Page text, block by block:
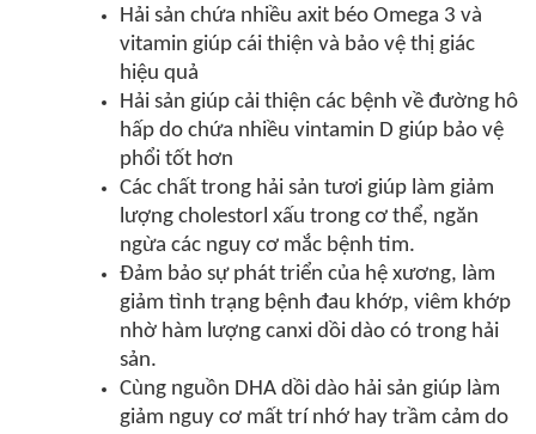
Hải sản chứa nhiều axit béo Omega 3 và
vitamin giúp cái thiện và bảo vệ thị giác
hiệu quả
Hải sản giúp cải thiện các bệnh về đường hô
hấp do chứa nhiều vintamin D giúp bảo vệ
phổi tốt hơn
Các chất trong hải sản tươi giúp làm giảm
lượng cholestorl xấu trong cơ thể, ngăn
ngừa các nguy cơ mắc bệnh tim.
Đảm bảo sự phát triển của hệ xương, làm
giảm tình trạng bệnh đau khớp, viêm khớp
nhờ hàm lượng canxi dồi dào có trong hải
sản.
Cùng nguồn DHA dồi dào hải sản giúp làm
giảm nguy cơ mất trí nhớ hay trầm cảm do